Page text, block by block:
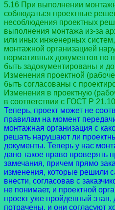
5.16 При выполнении
соблюдаться проектные
несоблюдения проектных
выполнения монтажа из-за
или иных инженерных
монтажной организацией
нормативных документов по
быть задокументированы и
Изменения проектной
быть согласованы с
Изменения в проектную
в соответствии с ГОСТ Р
Теперь, проект может не
правилам на момент
монтажная организация с
решать нарушают ли
документы. Теперь у нас
дано такое право проверять
замечания, причем прямо
изменения, которые решили
внести, согласовав с
не понимает, и проектной
проект уже пройденный этап,
потрачены, и они согласуют